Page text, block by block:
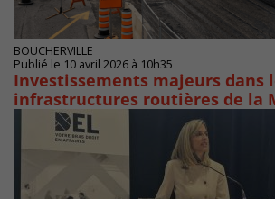
BOUCHERVILLE
Publié le 10 avril 2026 à 10h35
Investissements majeurs dans
infrastructures routières de la